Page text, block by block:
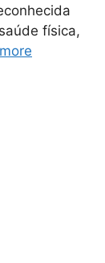
física,